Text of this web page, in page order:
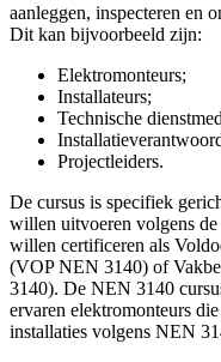
aanleggen, inspecteren en
Dit kan bijvoorbeeld zijn:
Elektromonteurs;
Installateurs;
Technische
Projectleiders.
De cursus is specifiek
willen uitvoeren volgens
willen certificeren als
(VOP NEN 3140) of
3140). De NEN 3140
ervaren elektromonteurs
installaties volgens NEN